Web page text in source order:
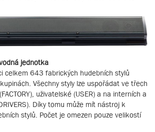
jednotka
celkem 643 fabrických hudebních stylů
Všechny styly lze uspořádat ve třech
uživatelské (USER) a na interních a
Díky tomu může mít nástroj k
stylů. Počet je omezen pouze velikostí